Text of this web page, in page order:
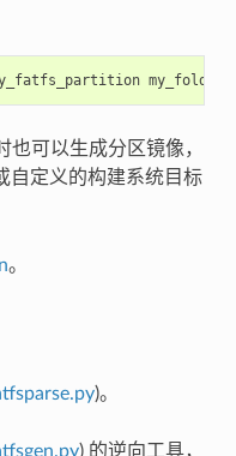
my_folder
也可以生成分区镜像，
自定义的构建系统目标
。
)。
) 的逆向工具，